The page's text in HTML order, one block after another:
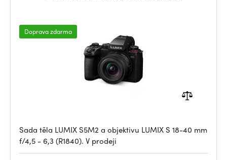
Doprava zdarma
Sada těla LUMIX S5M2 a objektivu LUMIX S 18-40 mm
f/4,5 - 6,3 (R1840). V prodeji